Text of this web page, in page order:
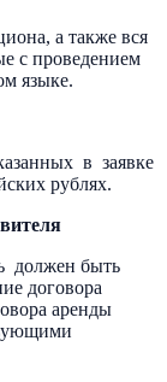
а также вся
с проведением
языке.
в заявке
рублях.
должен быть
договора
аренды